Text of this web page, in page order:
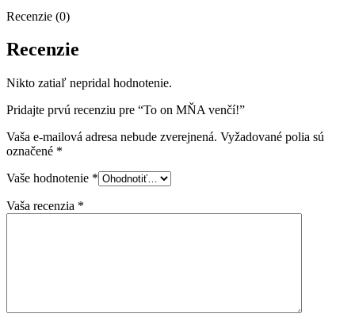
Recenzie (0)
Recenzie
Nikto zatiaľ nepridal hodnotenie.
Pridajte prvú recenziu pre “To on MŇA venčí!”
Vaša e-mailová adresa nebude zverejnená. Vyžadované polia sú
označené *
Vaše hodnotenie *
Vaša recenzia *